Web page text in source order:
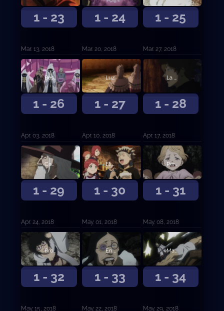
1 - 23
Mar. 13, 2018
1 - 24
Mar. 20, 2018
1 - 25
Mar. 27, 2018
1 - 26
Bestia herida
Apr. 03, 2018
1 - 27
Luz
Apr. 10, 2018
1 - 28
La persona en mi corazón
Apr. 17, 2018
1 - 29
Camino
Apr. 24, 2018
1 - 30
El mago del espejo
May. 01, 2018
1 - 31
Persecución en la nieve
May. 08, 2018
1 - 32
Brotes de tres hojas
May. 15, 2018
1 - 33
En el futuro ayudará a alguien
May. 22, 2018
1 - 34
Magia de Luz contra Magia de Oscuridad
May. 29, 2018